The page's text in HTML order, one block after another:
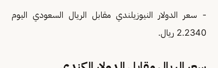
- سعر الدولار النيوزيلندي مقابل الريال السعودي اليوم
2.2340 ريال.